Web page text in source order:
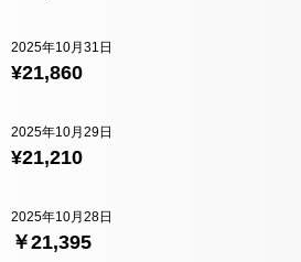
¥21,860
2025年10月31日
¥21,210
2025年10月29日
￥21,395
2025年10月28日